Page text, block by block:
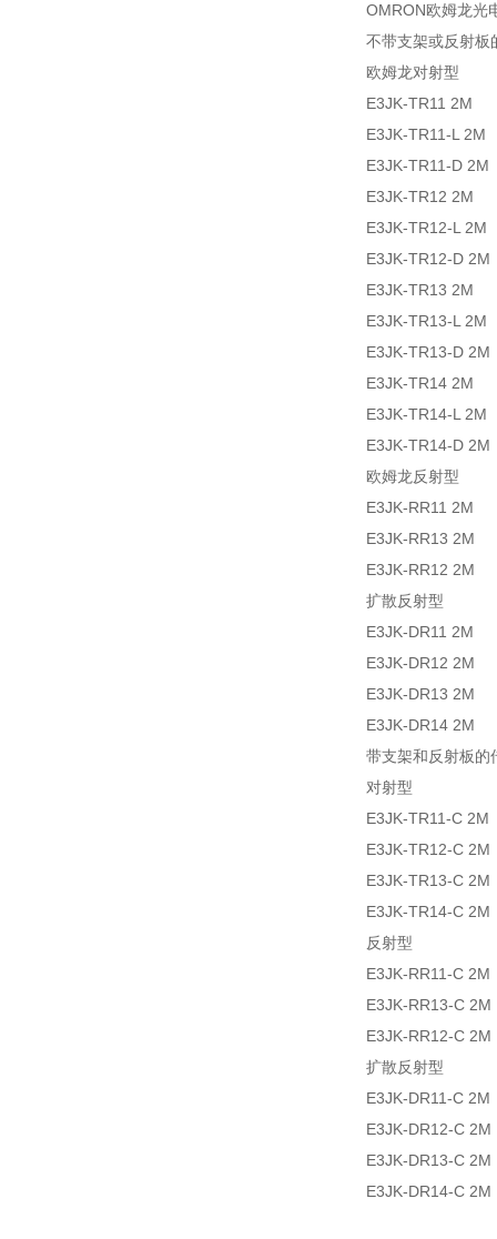
OMRON欧姆龙光
不带支架或反射板
欧姆龙对射型
E3JK-TR11
E3JK-TR11-L
E3JK-TR11-
E3JK-TR12
E3JK-TR12-
E3JK-TR12-
E3JK-TR13
E3JK-TR13-L
E3JK-TR13-
E3JK-TR14
E3JK-TR14-L
E3JK-TR14-
欧姆龙反射型
E3JK-RR11
E3JK-RR13
E3JK-RR12
扩散反射型
E3JK-DR11
E3JK-DR12
E3JK-DR13
E3JK-DR14
带支架和反射板的
对射型
E3JK-TR11-C 2M
E3JK-TR12-C 2M
E3JK-TR13-C 2M
E3JK-TR14-C 2M
反射型
E3JK-RR11-C 2M
E3JK-RR13-C 2M
E3JK-RR12-C 2M
扩散反射型
E3JK-DR11-C 2M
E3JK-DR12-C 2M
E3JK-DR13-C 2M
E3JK-DR14-C 2M